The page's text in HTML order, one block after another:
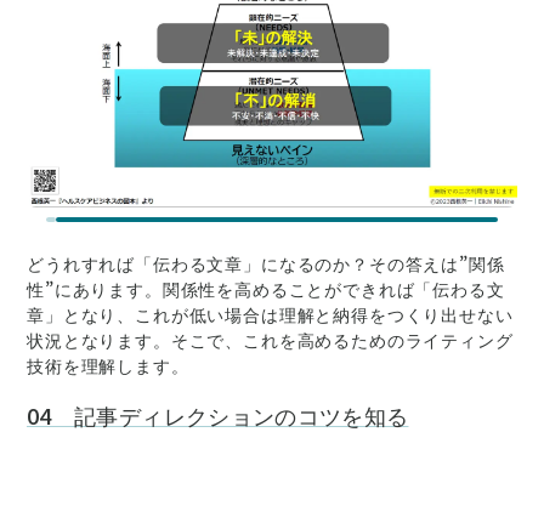
どうれすれば「伝わる文章」になるのか？その答えは”関係
性”にあります。関係性を高めることができれば「伝わる文
章」となり、これが低い場合は理解と納得をつくり出せない
状況となります。そこで、これを高めるためのライティング
技術を理解します。
04 記事ディレクションのコツを知る